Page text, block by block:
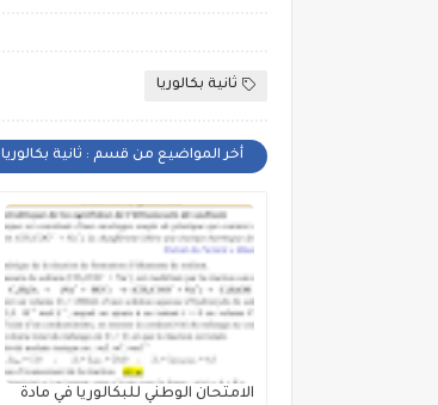
ثانية بكالوريا
أخر المواضيع من قسم : ثانية بكالوريا
الامتحان الوطني للبكالوريا في مادة